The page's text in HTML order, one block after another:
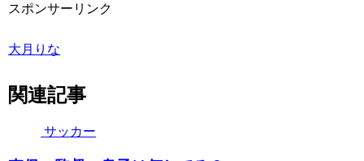
スポンサーリンク
大月りな
関連記事
サッカー